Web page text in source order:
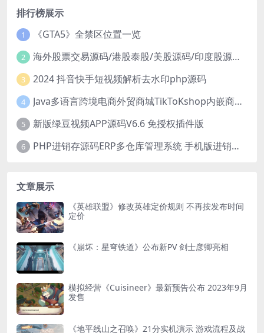
排行榜展示
1 《GTA5》全禁区位置一览
2 海外股票交易源码/港股泰股/美股源码/印度股源码/马拉西亚股票源码/国际股票配资
3 2024 抖音快手短视频解析去水印php源码
4 Java多语言跨境电商外贸商城TikToKshop内嵌商城I商家入驻I一键铺
5 新版绿豆视频APP源码V6.6 免授权插件版
6 PHP进销存源码ERP多仓库管理系统 手机版进销存 php网络版进销存小程序
文章展示
《英雄联盟》修改英雄定价规则 不再按发布时间
定价
《崩坏：星穹铁道》公布新PV 剑士彦卿亮相
模拟经营《Cuisineer》最新预告公布 2023年9月
发售
《地平线山之召唤》21分实机演示 游戏流程及战